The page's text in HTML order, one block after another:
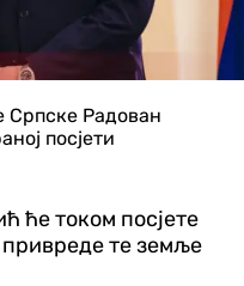
Српске Радован
посјети
ће током посјете
те земље